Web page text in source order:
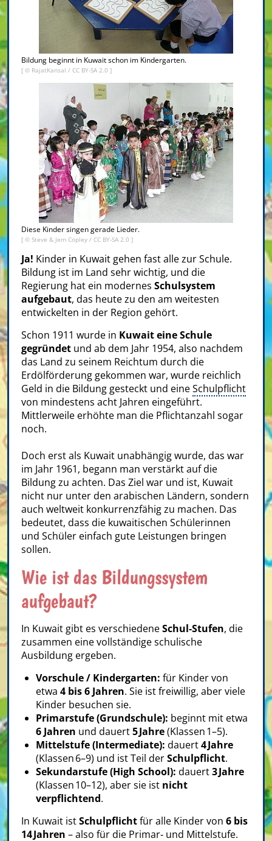
Bildung beginnt in Kuwait schon im Kindergarten.
[ © RajatKansal / CC BY-SA 2.0 ]
Diese Kinder singen gerade Lieder.
[ © Steve & Jem Copley / CC BY-SA 2.0 ]
Ja! Kinder in Kuwait gehen fast alle zur Schule.
Bildung ist im Land sehr wichtig, und die
Regierung hat ein modernes Schulsystem
aufgebaut, das heute zu den am weitesten
entwickelten in der Region gehört.
Schon 1911 wurde in Kuwait eine Schule
gegründet und ab dem Jahr 1954, also nachdem
das Land zu seinem Reichtum durch die
Erdölförderung gekommen war, wurde reichlich
Geld in die Bildung gesteckt und eineSchulpflicht
von mindestens acht Jahren eingeführt.
Mittlerweile erhöhte man die Pflichtanzahl sogar
noch.
Doch erst als Kuwait unabhängig wurde, das war
im Jahr 1961, begann man verstärkt auf die
Bildung zu achten. Das Ziel war und ist, Kuwait
nicht nur unter den arabischen Ländern, sondern
auch weltweit konkurrenzfähig zu machen. Das
bedeutet, dass die kuwaitischen Schülerinnen
und Schüler einfach gute Leistungen bringen
sollen.
Wie ist das Bildungssystem
aufgebaut?
In Kuwait gibt es verschiedeneSchul‑Stufen, die
zusammen eine vollständige schulische
Ausbildung ergeben.
Vorschule / Kindergarten: für Kinder von
etwa 4 bis 6 Jahren. Sie ist freiwillig, aber viele
Kinder besuchen sie.
Primarstufe (Grundschule): beginnt mit etwa
6 Jahren und dauert5 Jahre(Klassen 1–5).
Mittelstufe (Intermediate): dauert4 Jahre
(Klassen 6–9) und ist Teil derSchulpflicht.
Sekundarstufe (High School): dauert3 Jahre
(Klassen 10–12), aber sie ist nicht
verpflichtend.
In Kuwait istSchulpflichtfür alle Kinder von 6 bis
14 Jahren – also für die Primar‑ und Mittelstufe.